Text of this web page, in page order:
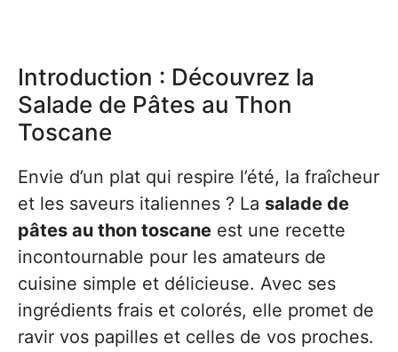
Introduction : Découvrez la
Salade de Pâtes au Thon
Toscane
Envie d’un plat qui respire l’été, la fraîcheur
et les saveurs italiennes ? La salade de
pâtes au thon toscane est une recette
incontournable pour les amateurs de
cuisine simple et délicieuse. Avec ses
ingrédients frais et colorés, elle promet de
ravir vos papilles et celles de vos proches.